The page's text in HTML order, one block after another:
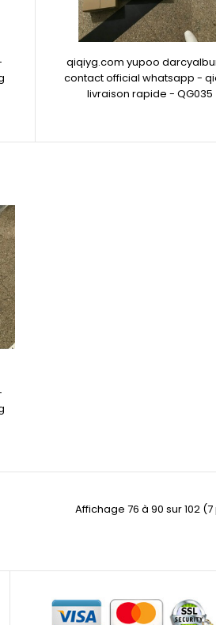
qiqiyg.com yupoo
contact official whatsapp -
livraison rapide - QG035
Affichage 76 à 90 sur 102